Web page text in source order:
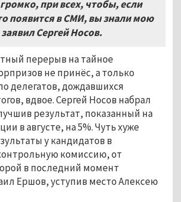
при всех, чтобы, если
появится в СМИ, вы знали мою
Сергей Носов.
перерыв на тайное
не принёс, а только
делегатов, дождавшихся
вдвое. Сергей Носов набрал
результат, показанный на
в августе, на 5%. Чуть хуже
у кандидатов в
комиссию, от
в последний момент
Ершов, уступив место Алексею